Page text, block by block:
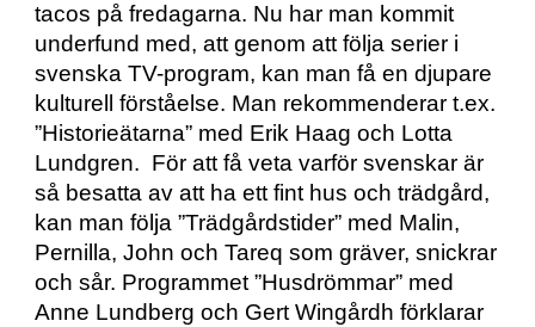
tacos på fredagarna. Nu har man kommit
underfund med, att genom att följa serier i
svenska TV-program, kan man få en djupare
kulturell förståelse. Man rekommenderar t.ex.
”Historieätarna” med Erik Haag och Lotta
Lundgren.  För att få veta varför svenskar är
så besatta av att ha ett fint hus och trädgård,
kan man följa ”Trädgårdstider” med Malin,
Pernilla, John och Tareq som gräver, snickrar
och sår. Programmet ”Husdrömmar” med
Anne Lundberg och Gert Wingårdh förklarar